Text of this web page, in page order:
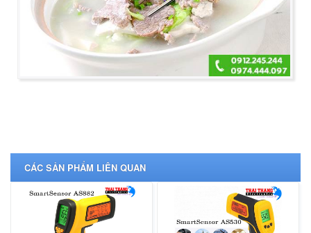
CÁC SẢN PHẨM LIÊN QUAN